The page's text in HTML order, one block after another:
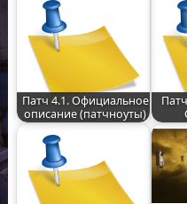
Патч 4.1. Официальное
описание (патчноуты)